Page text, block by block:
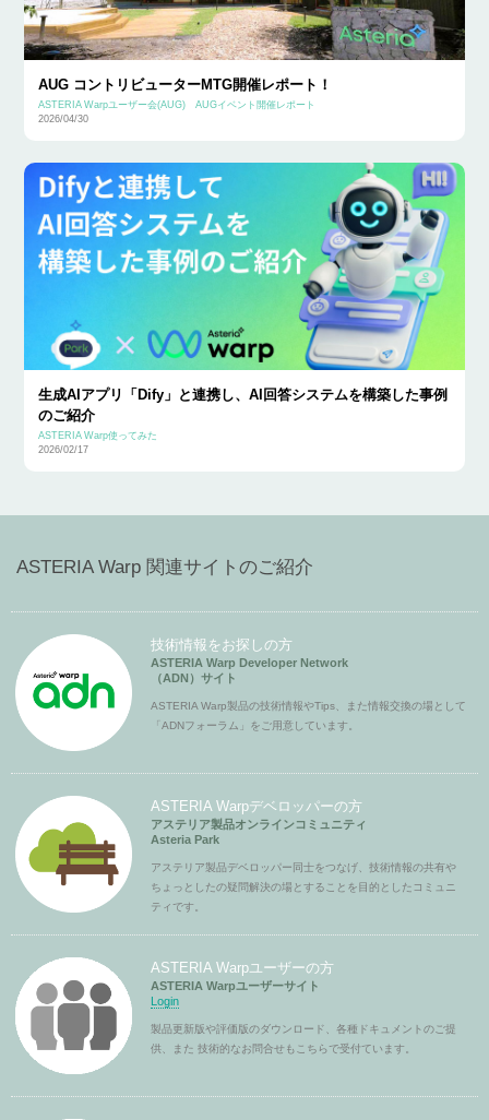
AUG コントリビューターMTG開催レポート！
ASTERIA Warpユーザー会(AUG)
AUGイベント開催レポート
2026/04/30
生成AIアプリ「Dify」と連携し、AI回答システムを構築した事例
のご紹介
ASTERIA Warp使ってみた
2026/02/17
ASTERIA Warp 関連サイトのご紹介
技術情報をお探しの方
ASTERIA Warp Developer Network
（ADN）サイト
ASTERIA Warp製品の技術情報やTips、また情報交換の場として
「ADNフォーラム」をご用意しています。
ASTERIA Warpデベロッパーの方
アステリア製品オンラインコミュニティ
Asteria Park
アステリア製品デベロッパー同士をつなげ、技術情報の共有や
ちょっとしたの疑問解決の場とすることを目的としたコミュニ
ティです。
ASTERIA Warpユーザーの方
ASTERIA Warpユーザーサイト
Login
製品更新版や評価版のダウンロード、各種ドキュメントのご提
供、また 技術的なお問合せもこちらで受付ています。